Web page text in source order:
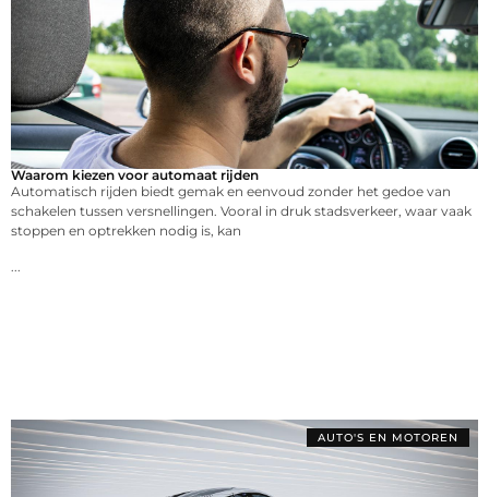
Waarom kiezen voor automaat rijden
Automatisch rijden biedt gemak en eenvoud zonder het gedoe van
schakelen tussen versnellingen. Vooral in druk stadsverkeer, waar vaak
stoppen en optrekken nodig is, kan
AUTO'S EN MOTOREN